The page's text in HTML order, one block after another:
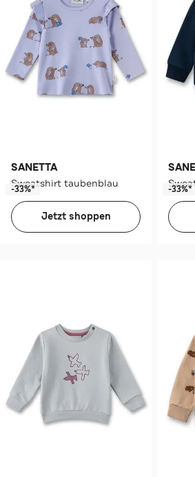
SANETTA
Sweatshirt taubenblau
-33%*
Jetzt shoppen
-33%*